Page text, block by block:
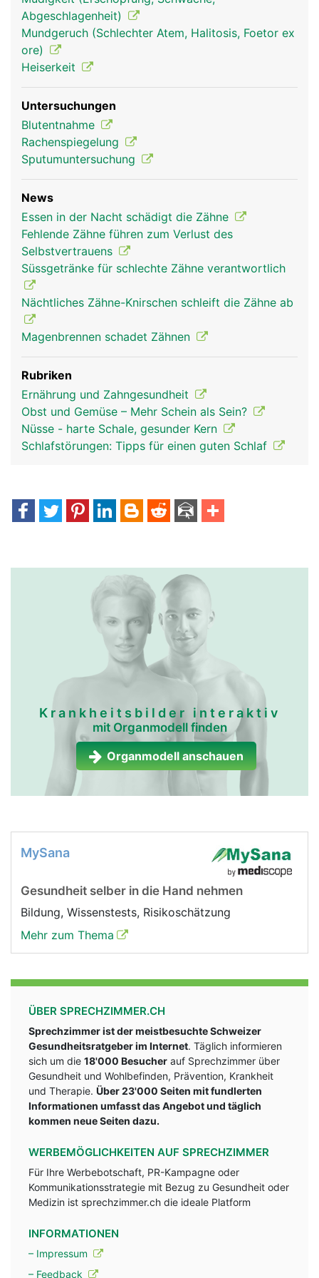
die über die Wurzelkanäle in die Zahnhöhle
gelangen. Der Zahnfleischrand ist nicht mit dem
Zahnschmelz verwachsen, sondern erst mit der
tiefer liegenden Wurzelhaut, wodurch sich im
Bereich des Zahnhalses eine natürliche
Zahnfleischtasche bildet, die normalerweise
maximal zwei bis drei Millimeter tief ist.
Abgeschlagenheit)
Mundgeruch (Schlechter Atem, Halitosis, Foetor ex
ore)
Heiserkeit
Untersuchungen
Blutentnahme
Rachenspiegelung
Sputumuntersuchung
News
Essen in der Nacht schädigt die Zähne
Fehlende Zähne führen zum Verlust des
Selbstvertrauens
Süssgetränke für schlechte Zähne verantwortlich
Nächtliches Zähne-Knirschen schleift die Zähne ab
Magenbrennen schadet Zähnen
Rubriken
Ernährung und Zahngesundheit
Obst und Gemüse – Mehr Schein als Sein?
Nüsse - harte Schale, gesunder Kern
Schlafstörungen: Tipps für einen guten Schlaf
Krankheitsbilder interaktiv
mit Organmodell finden
Organmodell anschauen
MySana
Gesundheit selber in die Hand nehmen
Bildung, Wissenstests, Risikoschätzung
Mehr zum Thema
ÜBER SPRECHZIMMER.CH
Sprechzimmer ist der meistbesuchte Schweizer
Gesundheitsratgeber im Internet. Täglich informieren
sich um die 18'000 Besucher auf Sprechzimmer über
Gesundheit und Wohlbefinden, Prävention, Krankheit
und Therapie. Über 23'000 Seiten mit fundlerten
Informationen umfasst das Angebot und täglich
kommen neue Seiten dazu.
WERBEMÖGLICHKEITEN AUF SPRECHZIMMER
Für Ihre Werbebotschaft, PR-Kampagne oder
Kommunikationsstrategie mit Bezug zu Gesundheit oder
Medizin ist sprechzimmer.ch die ideale Platform
INFORMATIONEN
– Impressum
– Feedback